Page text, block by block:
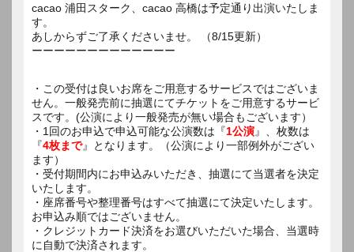
cacao 浦田スターク、cacao 高橋は予定通り出演いたしま
す。
あしからずご了承くださいませ。 （8/15更新）
ーーーーーーーーーーーーー
・この受付は良いお席をご用意するサービスではございま
せん。一般発売前に抽選にてチケットをご用意するサービ
スです。(公演により一般発売が無い場合もございます）
・1回のお申込で申込可能な公演数は『1公演』、枚数は
『4枚まで』となります。（公演により一部例外がござい
ます）
・受付期間内にお申込みいただき、抽選にて当選者を決定
いたします。
・座席番号や整理番号はすべて抽選にて決定いたします。
お申込み順ではございません。
・クレジットカード決済をお選びいただいた場合、当選時
に自動で決済されます。